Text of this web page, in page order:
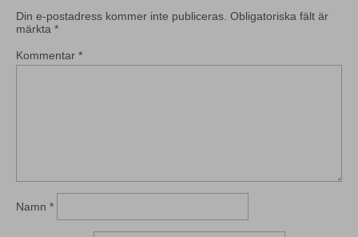
Din e-postadress kommer inte publiceras. Obligatoriska fält är
märkta *
Kommentar *
Namn *